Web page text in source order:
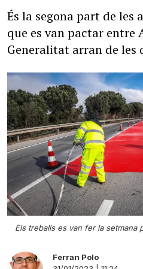
És la segona part de les
que es van pactar entre
Generalitat arran de les
Els treballs es van fer la setmana
Ferran Polo